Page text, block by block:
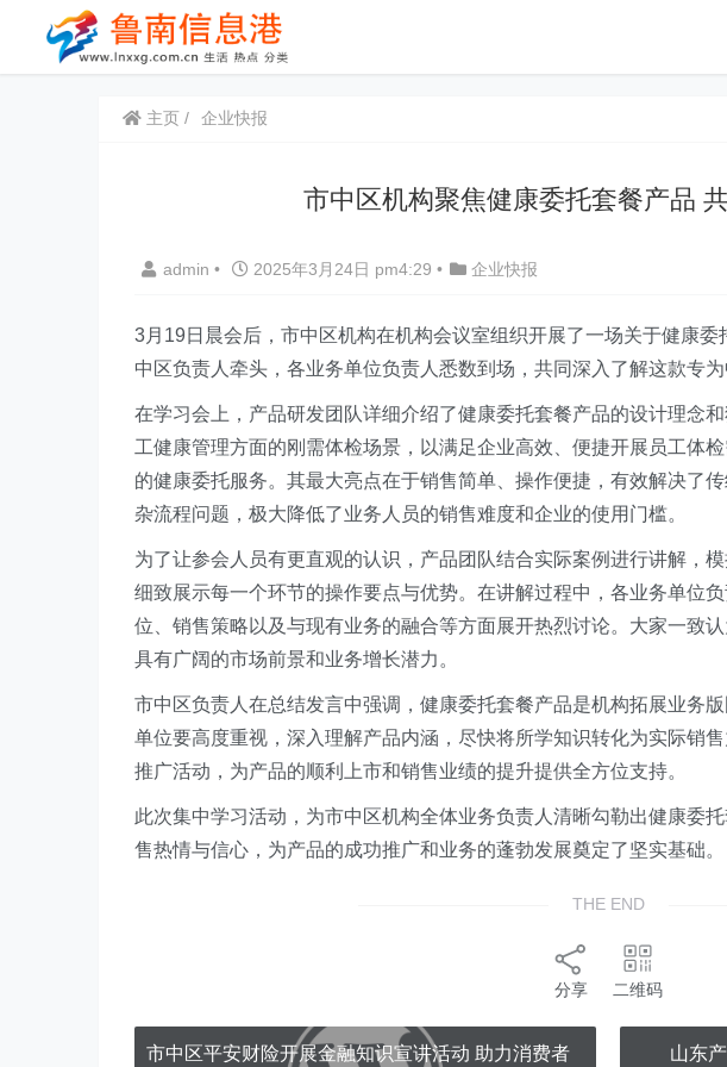
主页 企业快报
市中区机构聚焦健康委托套餐产品
admin • 2025年3月24日 pm4:29 • 企业快报
3月19日晨会后，市中区机构在机构会议室组织开展了一场关于健康
中区负责人牵头，各业务单位负责人悉数到场，共同深入了解这款专
在学习会上，产品研发团队详细介绍了健康委托套餐产品的设计理念
工健康管理方面的刚需体检场景，以满足企业高效、便捷开展员工体
的健康委托服务。其最大亮点在于销售简单、操作便捷，有效解决了
杂流程问题，极大降低了业务人员的销售难度和企业的使用门槛。
为了让参会人员有更直观的认识，产品团队结合实际案例进行讲解，
细致展示每一个环节的操作要点与优势。在讲解过程中，各业务单位
位、销售策略以及与现有业务的融合等方面展开热烈讨论。大家一致
具有广阔的市场前景和业务增长潜力。
市中区负责人在总结发言中强调，健康委托套餐产品是机构拓展业务
单位要高度重视，深入理解产品内涵，尽快将所学知识转化为实际销
推广活动，为产品的顺利上市和销售业绩的提升提供全方位支持。
此次集中学习活动，为市中区机构全体业务负责人清晰勾勒出健康委
售热情与信心，为产品的成功推广和业务的蓬勃发展奠定了坚实基础。
THE END
分享 二维码
市中区平安财险开展金融知识宣讲活动 助力消费者 山东